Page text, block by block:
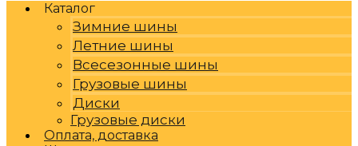
Каталог
Зимние шины
Летние шины
Всесезонные шины
Грузовые шины
Диски
Грузовые диски
Оплата, доставка